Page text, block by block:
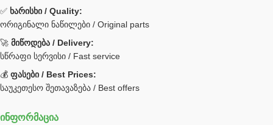
Bobcat ფილტრი
Caterpillar ფილტრი
JCB ფილტრი
ქვაბი გათბობა მილები
✅ ხარისხი / Quality:
ორიგინალი ნაწილები / Original parts
🚀 მიწოდება / Delivery:
სწრაფი სერვისი / Fast service
💰 ფასები / Best Prices:
საუკეთესო შეთავაზება / Best offers
ინფორმაცია